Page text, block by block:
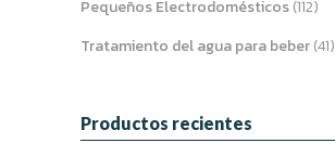
Pequeños Electrodomésticos(112)
Tratamiento del agua para beber(41)
Productos recientes